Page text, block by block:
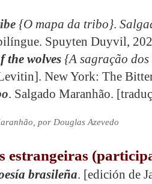
{O mapa da tribo}.
Spuyten Duyvil,
the wolves {A sagração
New York: The
. Salgado Maranhão.
por Douglas Azevedo
estrangeiras
brasileña. [edición de